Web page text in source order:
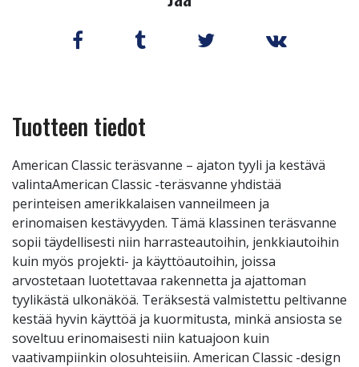
Tuotteen tiedot
American Classic teräsvanne – ajaton tyyli ja kestävä
valintaAmerican Classic -teräsvanne yhdistää
perinteisen amerikkalaisen vanneilmeen ja
erinomaisen kestävyyden. Tämä klassinen teräsvanne
sopii täydellisesti niin harrasteautoihin, jenkkiautoihin
kuin myös projekti- ja käyttöautoihin, joissa
arvostetaan luotettavaa rakennetta ja ajattoman
tyylikästä ulkonäköä. Teräksestä valmistettu peltivanne
kestää hyvin käyttöä ja kuormitusta, minkä ansiosta se
soveltuu erinomaisesti niin katuajoon kuin
vaativampiinkin olosuhteisiin. American Classic -design